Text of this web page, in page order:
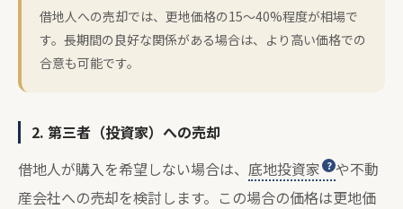
借地人への売却では、更地価格の15～40%程度が相場で
す。長期間の良好な関係がある場合は、より高い価格での
合意も可能です。
2. 第三者（投資家）への売却
借地人が購入を希望しない場合は、 底地投資家
や不動
産会社への売却を検討します。この場合の価格は更地価